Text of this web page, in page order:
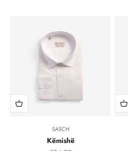
SASCH
Këmishë